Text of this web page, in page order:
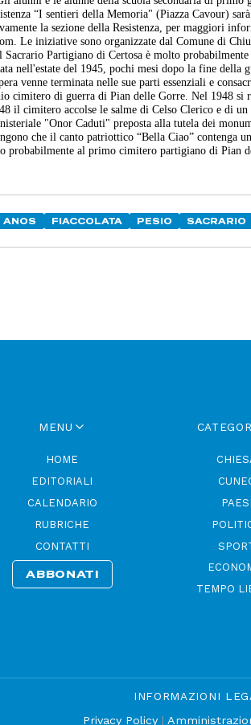
“I sentieri della Memoria" (Piazza Cavour)
la sezione della Resistenza, per maggiori
Le iniziative sono organizzate dal Comune di
Partigiano di Certosa è molto
nell'estate del 1945, pochi mesi dopo la fine
venne terminata nelle sue parti essenziali e
cimitero di guerra di Pian delle Gorre. Nel 1948 si
il cimitero accolse le salme di Celso Clerico e di
"Onor Caduti" preposta alla tutela dei
che il canto patriottico “Bella Ciao” contenga
probabilmente al primo cimitero partigiano di Pian
ANOS FIACCOLATA PESIO SACRARIO
MENU
HOME
EDITORIALI
CALENDARIO
RUBRICHE
CONTATTI
ABBONATI
PAESI
TEMPO
INFORMAZIONI
Privacy Policy|